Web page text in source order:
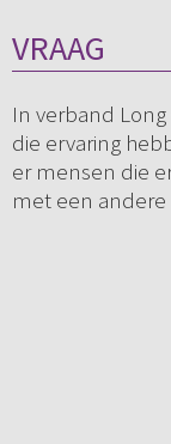
VRAAG
In verband
die ervaring
er mensen die
met een